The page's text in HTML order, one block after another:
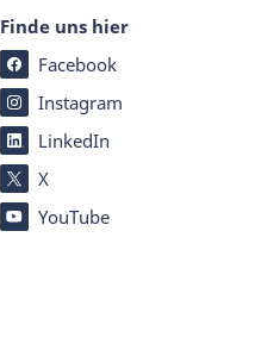
Finde uns hier
Facebook
Instagram
LinkedIn
X
YouTube